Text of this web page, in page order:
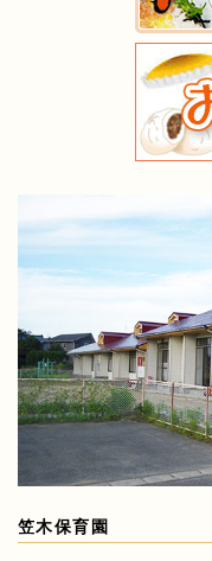
笠木保育園